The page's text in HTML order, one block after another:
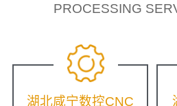
PROCESSING
湖北咸宁数控CNC